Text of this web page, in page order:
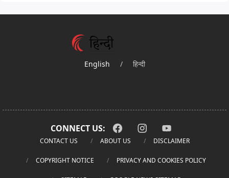
English / हिन्दी
CONNECT US:
CONTACT US ABOUT US DISCLAIMER
COPYRIGHT NOTICE PRIVACY AND COOKIES POLICY